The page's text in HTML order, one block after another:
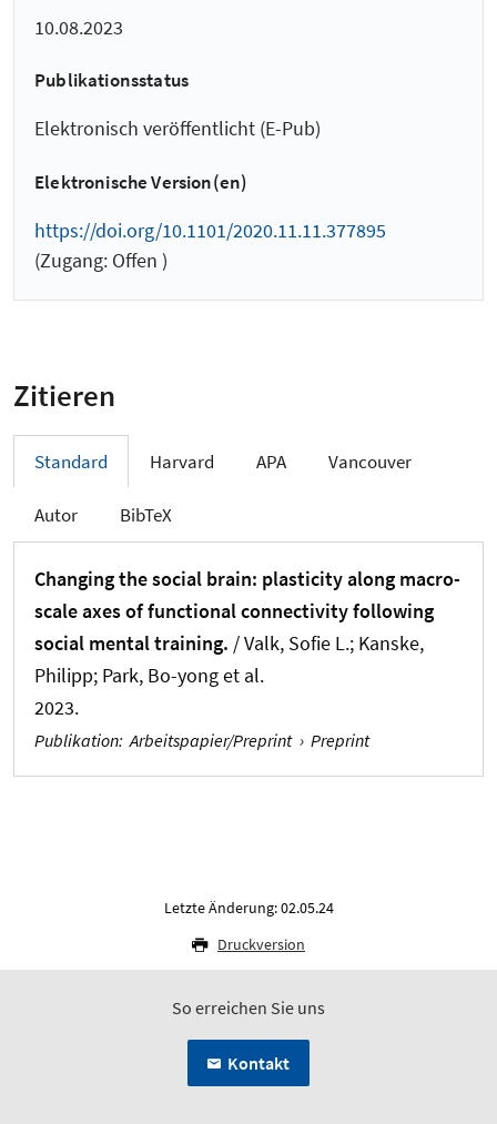
10.08.2023
Publikationsstatus
Elektronisch veröffentlicht (E-Pub)
Elektronische Version(en)
https://doi.org/10.1101/2020.11.11.377895
(Zugang: Offen )
Zitieren
Standard Harvard APA Vancouver
Autor BibTeX
Changing the social brain: plasticity along macro-
scale axes of functional connectivity following
social mental training. / Valk, Sofie L.; Kanske,
Philipp; Park, Bo-yong et al.
2023.
Publikation: Arbeitspapier/Preprint › Preprint
Letzte Änderung: 02.05.24
Druckversion
So erreichen Sie uns
Kontakt